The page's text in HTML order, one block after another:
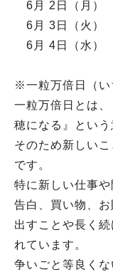
6月 2日（月）
6月 3日（火）
6月 4日（水）
※一粒万倍日（い
一粒万倍日とは
穂になる』という
そのため新しい
です。
特に新しい仕事や
告白、買い物、
出すことや長く
れています。
争いごと等良く